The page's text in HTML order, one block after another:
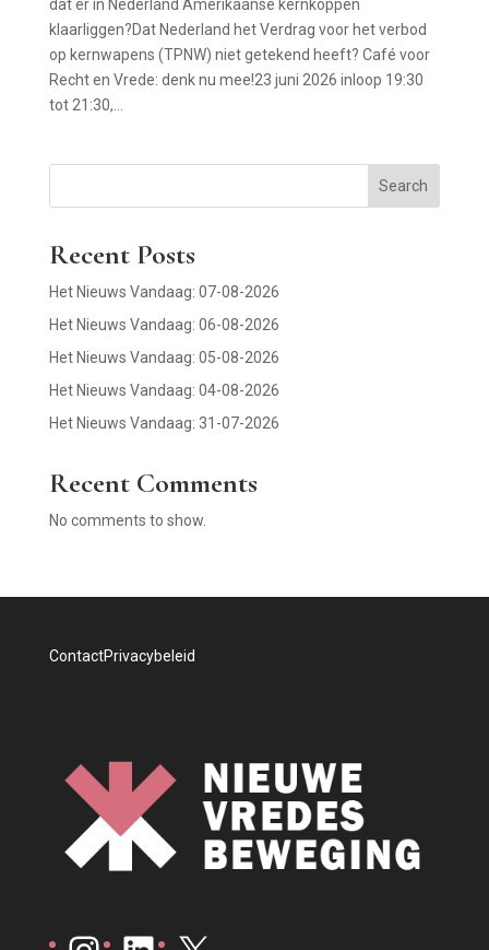
dat er in Nederland Amerikaanse kernkoppen
klaarliggen?Dat Nederland het Verdrag voor het verbod
op kernwapens (TPNW) niet getekend heeft? Café voor
Recht en Vrede: denk nu mee!23 juni 2026 inloop 19:30
tot 21:30,...
Search
Recent Posts
Het Nieuws Vandaag: 07-08-2026
Het Nieuws Vandaag: 06-08-2026
Het Nieuws Vandaag: 05-08-2026
Het Nieuws Vandaag: 04-08-2026
Het Nieuws Vandaag: 31-07-2026
Recent Comments
No comments to show.
ContactPrivacybeleid